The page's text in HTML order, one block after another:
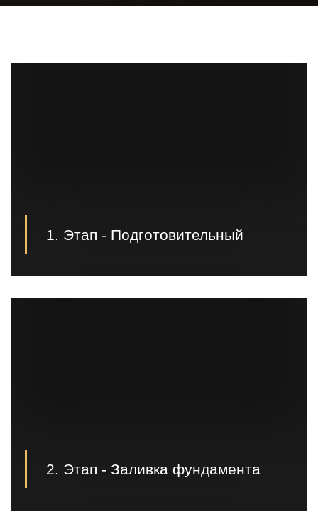
1. Этап - Подготовительный
2. Этап - Заливка фундамента